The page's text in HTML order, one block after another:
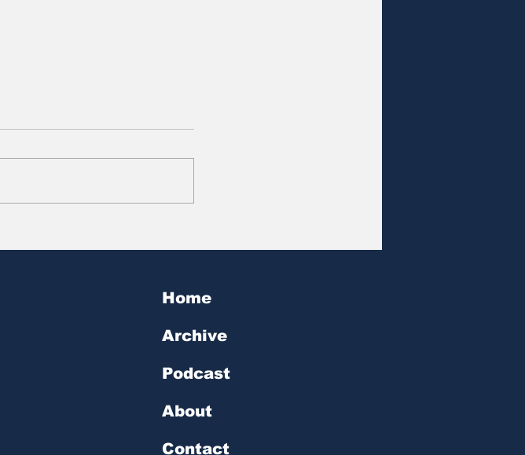
Home
Archive
Podcast
About
Contact